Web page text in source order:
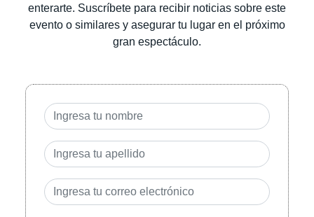
enterarte. Suscríbete para recibir noticias sobre este
evento o similares y asegurar tu lugar en el próximo
gran espectáculo.